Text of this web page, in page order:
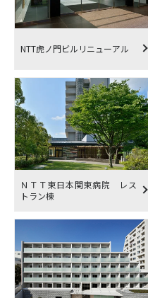
NTT虎ノ門ビルリニューアル
ＮＴＴ東日本関東病院 レス
トラン棟